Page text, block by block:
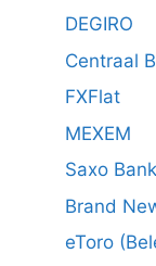
DEGIRO
Centraal
FXFlat
MEXEM
Saxo Bank
Brand
eToro